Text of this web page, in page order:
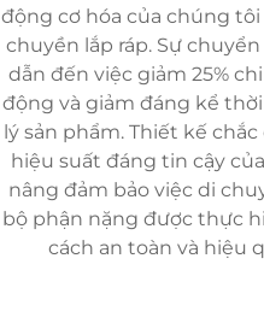
động cơ hóa của chúng tôi
chuyền lắp ráp. Sự
dẫn đến việc giảm 25%
động và giảm đáng kể
lý sản phẩm. Thiết kế chắc
hiệu suất đáng tin cậy
nâng đảm bảo việc di
bộ phận nặng được thực
cách an toàn và hiệu